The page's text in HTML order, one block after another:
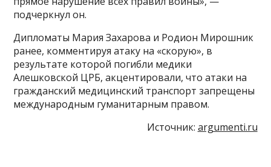
подчеркнул он.
Дипломаты Мария Захарова и Родион Мирошник
ранее, комментируя атаку на «скорую», в
результате которой погибли медики
Алешковской ЦРБ, акцентировали, что атаки на
гражданский медицинский транспорт запрещены
международным гуманитарным правом.
Источник: argumenti.ru